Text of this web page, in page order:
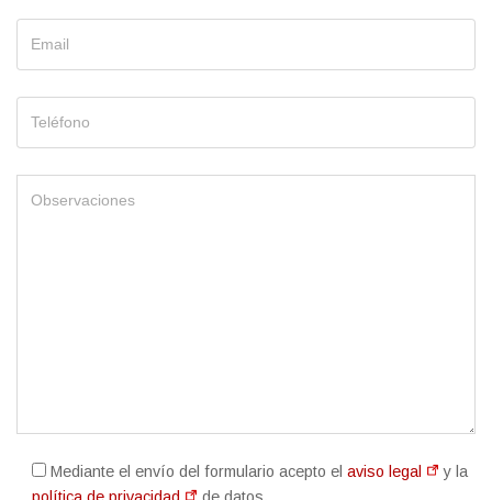
Mediante el envío del formulario acepto elaviso legal
y la